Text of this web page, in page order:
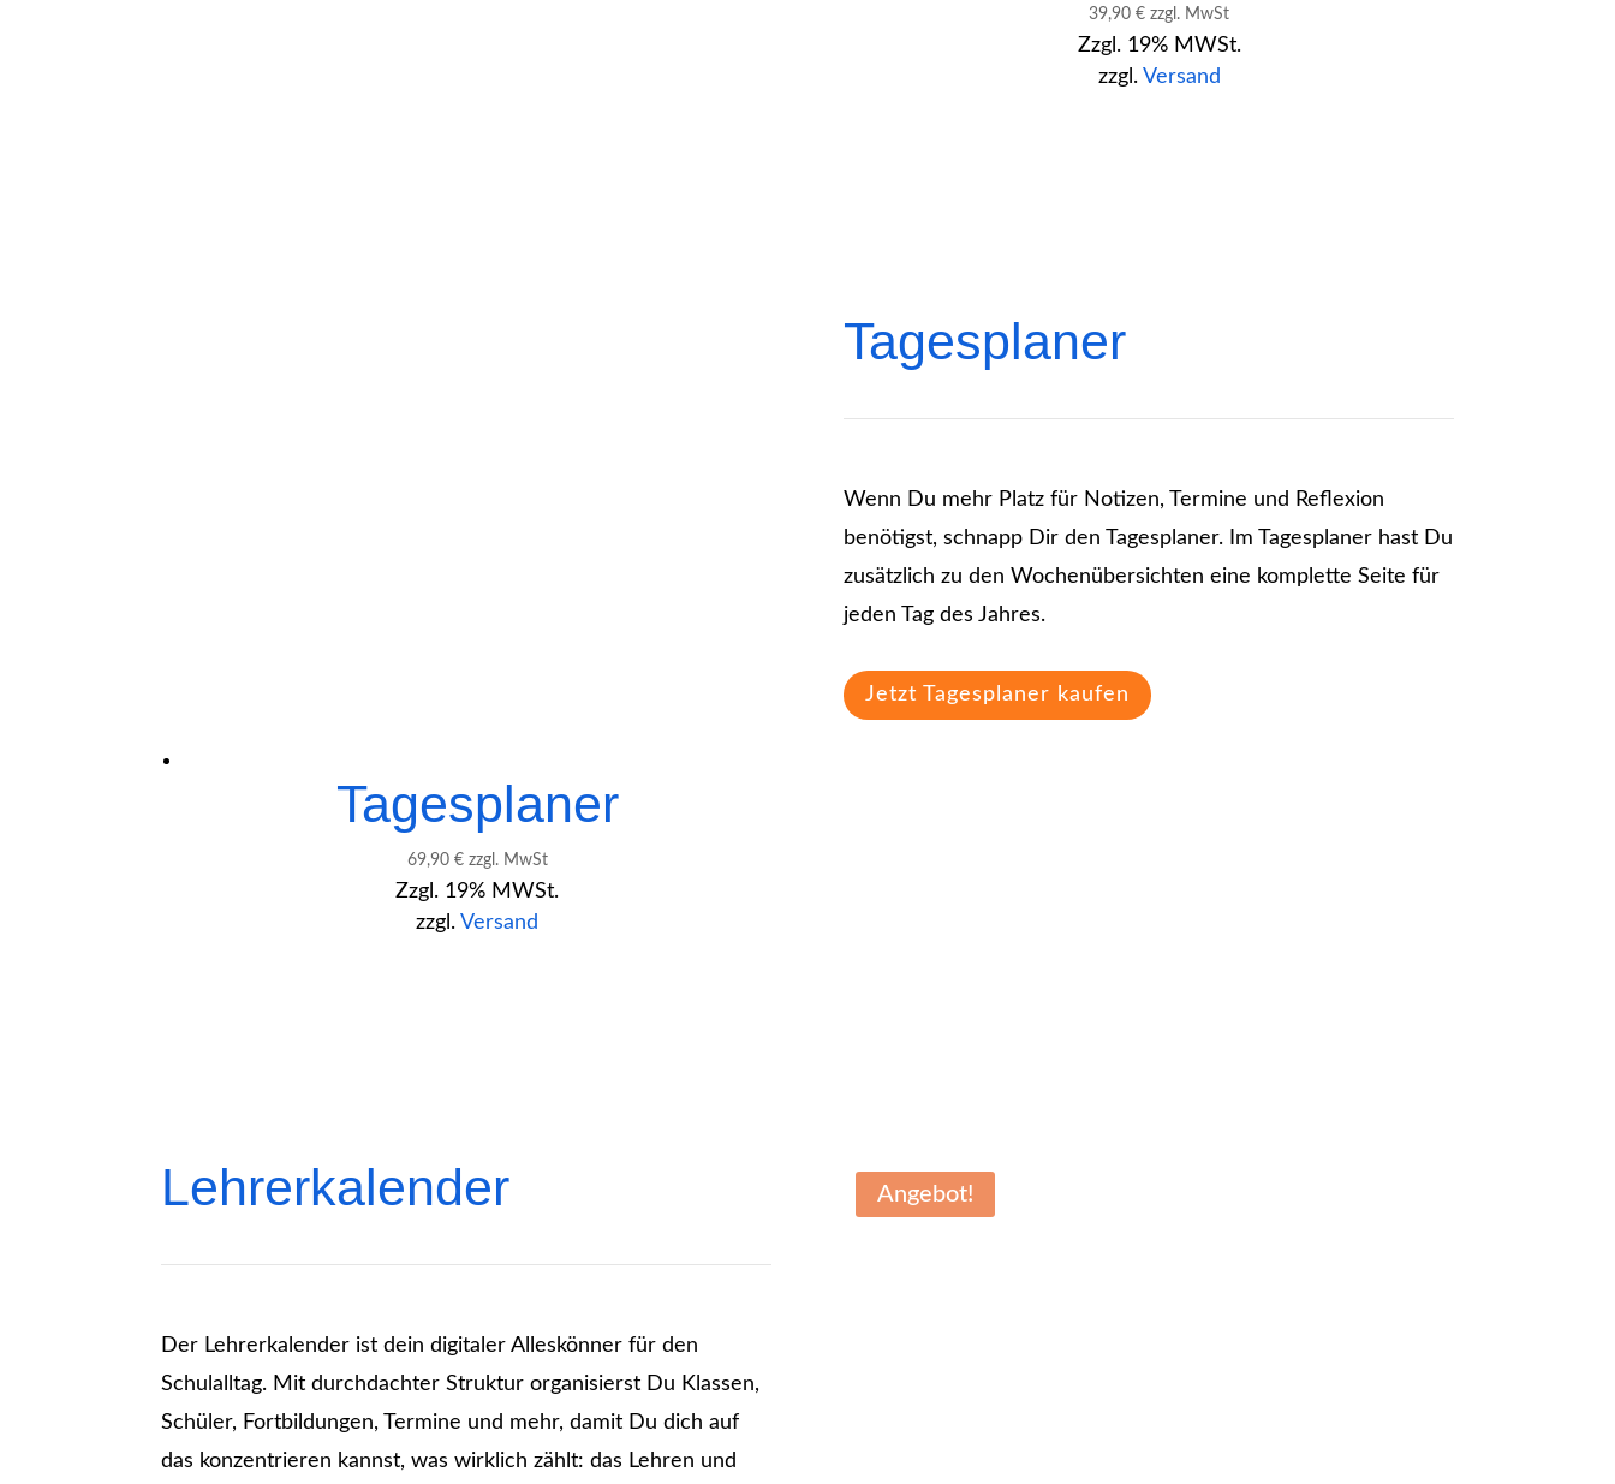
39,90€ zzgl. MwSt
Zzgl. 19% MWSt.
zzgl. Versand
Tagesplaner
69,90 € zzgl. MwSt
Zzgl. 19% MWSt.
zzgl.Versand
Tagesplaner
Wenn Du mehr Platz für Notizen, Termine und Reflexion
benötigst, schnapp Dir den Tagesplaner. Im Tagesplaner hast Du
zusätzlich zu den Wochenübersichten eine komplette Seite für
jeden Tag des Jahres.
Jetzt Tagesplaner kaufen
Lehrerkalender
Der Lehrerkalender ist dein digitaler Alleskönner für den
Schulalltag. Mit durchdachter Struktur organisierst Du Klassen,
Schüler, Fortbildungen, Termine und mehr, damit Du dich auf
das konzentrieren kannst, was wirklich zählt: das Lehren und
Angebot!